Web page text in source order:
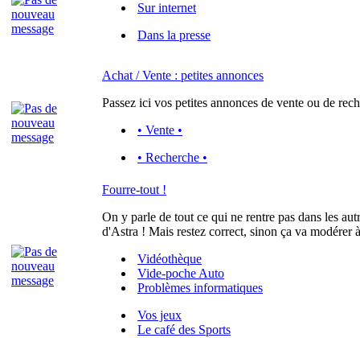
Sur internet
Dans la presse
Achat / Vente : petites annonces
Passez ici vos petites annonces de vente ou de
• Vente •
• Recherche •
Fourre-tout !
On y parle de tout ce qui ne rentre pas dans les
d'Astra ! Mais restez correct, sinon ça va modérer
Vidéothèque
Vide-poche Auto
Problèmes informatiques
Vos jeux
Le café des Sports